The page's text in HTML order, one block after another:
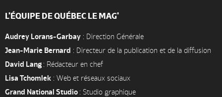
L'ÉQUIPE DE QUÉBEC LE MAG'
Audrey Lorans-Garbay : Direction Générale
Jean-Marie Bernard : Directeur de la publication et de la diffusion
David Lang : Rédacteur en chef
Lisa Tchomlek : Web et réseaux sociaux
Grand National Studio : Studio graphique